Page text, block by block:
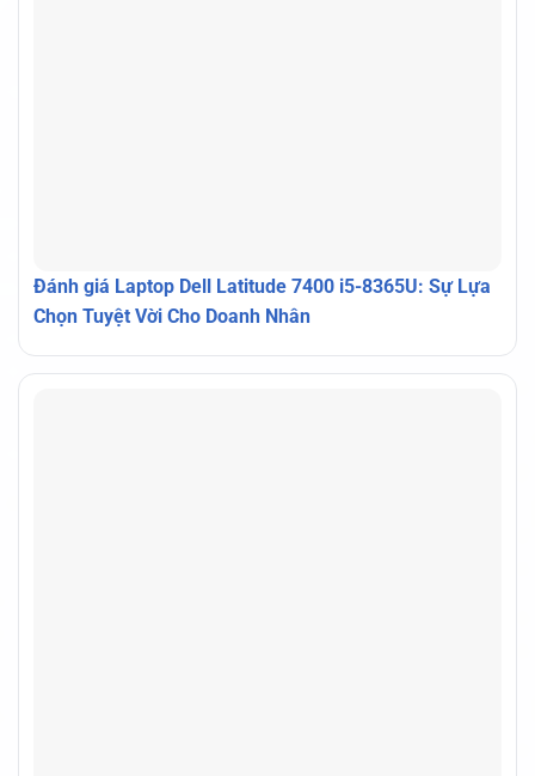
Đánh giá Laptop Dell Latitude 7400 i5-8365U: Sự Lựa
Chọn Tuyệt Vời Cho Doanh Nhân